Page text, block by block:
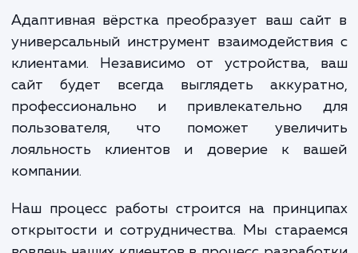
вашего сайта на различных устройствах.
процесс включает в себя
создание дизайна, учитывающего
отображения на разных экранах;
тестирование на различных
браузерах; оптимизацию скорости
ресурсов сайта, чтобы обеспечить
пользователей.